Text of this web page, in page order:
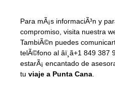
Para mÃ¡s informaciÃ³n y
compromiso, visita nuestra
TambiÃ©n puedes
telÃ©fono al âï¸ã+1 849
estarÃ¡ encantado de
tu viaje a Punta Cana